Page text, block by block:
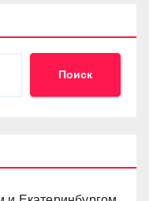
Поиск